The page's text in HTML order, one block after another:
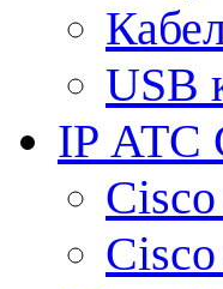
USB
IP АТС